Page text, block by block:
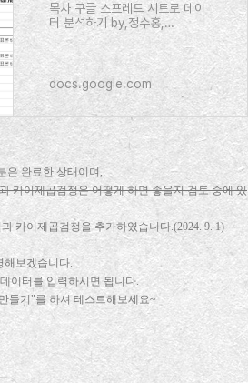
목차 구글 스프레드 시트로 데이
터 분석하기 by,정수홍,
jshever@hanmail.net <a
href="http://welfareact.n
et/">https://welfareact.n
et</a> update 2024. 7.
27. 목차,DATA set,활용 <a
href="#gid=1653135853">
영가설 기각의 의미</a>,<a
docs.google.com
은 완료한 상태이며,
카이제곱검정은 어떻게 하면 좋을지 검토 중에 있
카이제곱검정을 추가하였습니다.(2024. 9. 1)
해보겠습니다.
이터를 입력하시면 됩니다.
들기"를 하셔 테스트해보세요~